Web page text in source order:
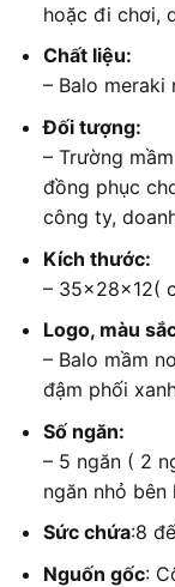
hoặc đi chơi,
Chất liệu:
– Balo
Đối tượng:
– Trường
đồng phục
công ty,
Kích thước:
– 35x28x12(
Logo, màu
– Balo mầm
đậm phối
Số ngăn:
– 5 ngăn ( 2
ngăn nhỏ bên
Sức chứa:8
Nguốn gốc: